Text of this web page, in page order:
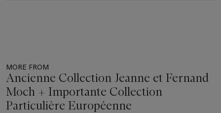
MORE FROM
Ancienne Collection Jeanne et Fernand
Moch + Importante Collection
Particulière Européenne